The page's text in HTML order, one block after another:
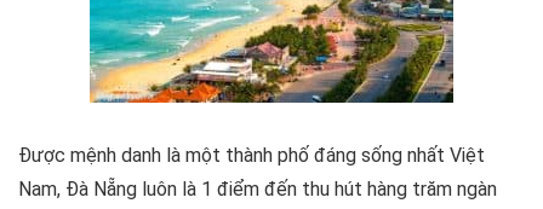
Được mệnh danh là một thành phố đáng sống nhất Việt
Nam, Đà Nẵng luôn là 1 điểm đến thu hút hàng trăm ngàn